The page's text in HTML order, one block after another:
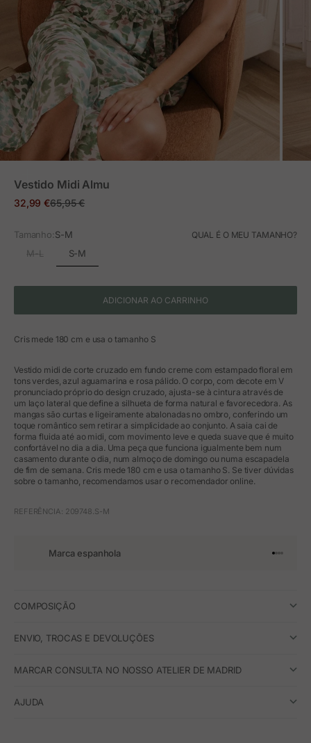
Vestido Midi Almu
Preço em promoção
32,99 €Preço normal
65,95 €
Tamanho:S-M QUAL É O MEU TAMANHO?
M-L S-M
ADICIONAR AO CARRINHO
Cris mede 180 cm e usa o tamanho S
Vestido midi de corte cruzado em fundo creme com estampado floral em
tons verdes, azul aguamarina e rosa pálido. O corpo, com decote em V
pronunciado próprio do design cruzado, ajusta-se à cintura através de
um laço lateral que define a silhueta de forma natural e favorecedora. As
mangas são curtas e ligeiramente abalonadas no ombro, conferindo um
toque romântico sem retirar a simplicidade ao conjunto. A saia cai de
forma fluida até ao midi, com movimento leve e queda suave que é muito
confortável no dia a dia. Uma peça que funciona igualmente bem num
casamento durante o dia, num almoço de domingo ou numa escapadela
de fim de semana. Cris mede 180 cm e usa o tamanho S. Se tiver dúvidas
sobre o tamanho, recomendamos usar o recomendador online.
REFERÊNCIA: 209748.S-M
Marca espanhola Ir para o
Ir para
Ir para
Ir para
COMPOSIÇÃO
ENVIO, TROCAS E DEVOLUÇÕES
MARCAR CONSULTA NO NOSSO ATELIER DE MADRID
AJUDA